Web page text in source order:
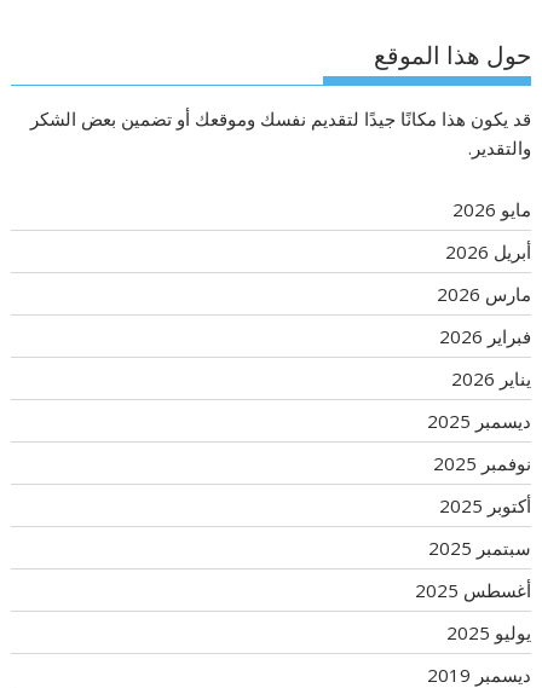
حول هذا الموقع
قد يكون هذا مكانًا جيدًا لتقديم نفسك وموقعك أو تضمين بعض الشكر
والتقدير.
مايو 2026
أبريل 2026
مارس 2026
فبراير 2026
يناير 2026
ديسمبر 2025
نوفمبر 2025
أكتوبر 2025
سبتمبر 2025
أغسطس 2025
يوليو 2025
ديسمبر 2019